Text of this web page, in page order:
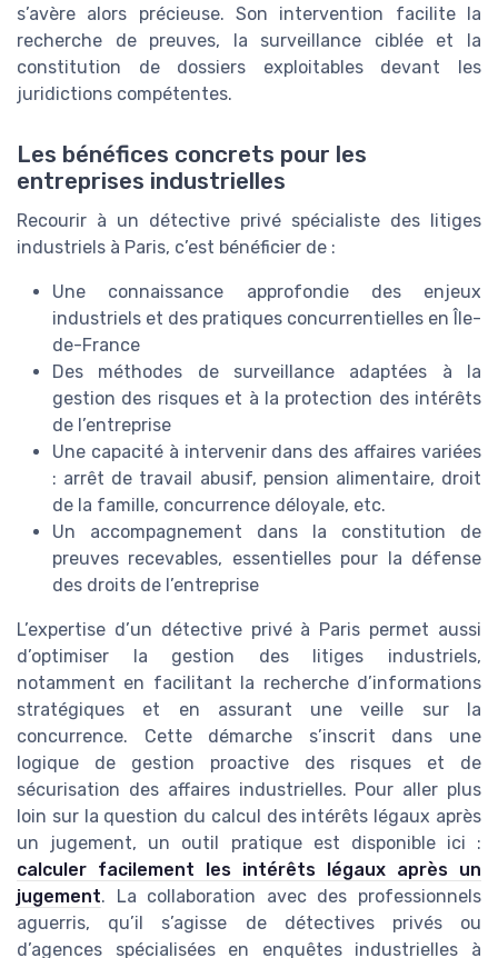
s’avère alors précieuse. Son intervention facilite la
recherche de preuves, la surveillance ciblée et la
constitution de dossiers exploitables devant les
juridictions compétentes.
Les bénéfices concrets pour les
entreprises industrielles
Recourir à un détective privé spécialiste des litiges
industriels à Paris, c’est bénéficier de :
Une connaissance approfondie des enjeux
industriels et des pratiques concurrentielles en Île-
de-France
Des méthodes de surveillance adaptées à la
gestion des risques et à la protection des intérêts
de l’entreprise
Une capacité à intervenir dans des affaires variées
: arrêt de travail abusif, pension alimentaire, droit
de la famille, concurrence déloyale, etc.
Un accompagnement dans la constitution de
preuves recevables, essentielles pour la défense
des droits de l’entreprise
L’expertise d’un détective privé à Paris permet aussi
d’optimiser la gestion des litiges industriels,
notamment en facilitant la recherche d’informations
stratégiques et en assurant une veille sur la
concurrence. Cette démarche s’inscrit dans une
logique de gestion proactive des risques et de
sécurisation des affaires industrielles. Pour aller plus
loin sur la question du calcul des intérêts légaux après
un jugement, un outil pratique est disponible ici :
calculer facilement les intérêts légaux après un
jugement. La collaboration avec des professionnels
aguerris, qu’il s’agisse de détectives privés ou
d’agences spécialisées en enquêtes industrielles à